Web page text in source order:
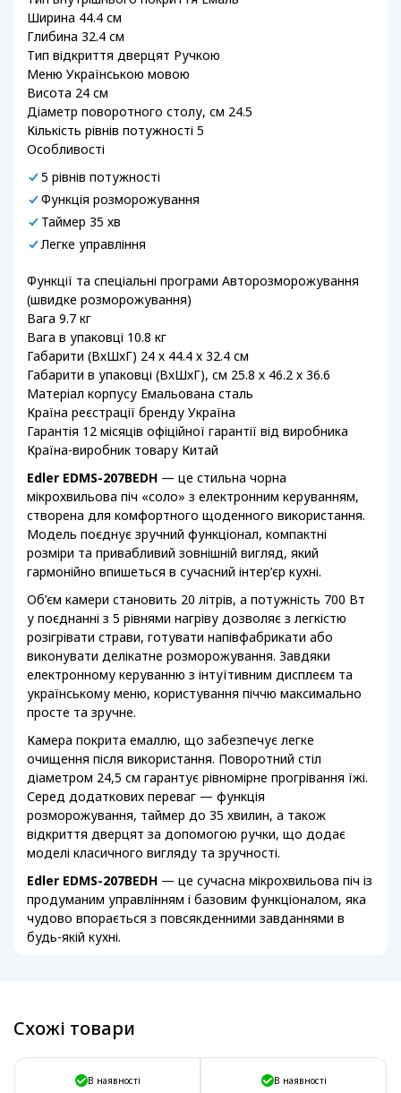
Ширина 44.4 см
Глибина 32.4 см
Тип відкриття дверцят Ручкою
Меню Українською мовою
Висота 24 см
Діаметр поворотного столу, см 24.5
Кількість рівнів потужності 5
Особливості
5 рівнів потужності
Функція розморожування
Таймер 35 хв
Легке управління
Функції та спеціальні програми Авторозморожування
(швидке розморожування)
Вага 9.7 кг
Вага в упаковці 10.8 кг
Габарити (ВхШхГ) 24 х 44.4 х 32.4 см
Габарити в упаковці (ВхШхГ), см 25.8 х 46.2 х 36.6
Матеріал корпусу Емальована сталь
Країна реєстрації бренду Україна
Гарантія 12 місяців офіційної гарантії від виробника
Країна-виробник товару Китай
Edler EDMS-207BEDH — це стильна чорна
мікрохвильова піч «соло» з електронним керуванням,
створена для комфортного щоденного використання.
Модель поєднує зручний функціонал, компактні
розміри та привабливий зовнішній вигляд, який
гармонійно впишеться в сучасний інтер’єр кухні.
Об’єм камери становить 20 літрів, а потужність 700 Вт
у поєднанні з 5 рівнями нагріву дозволяє з легкістю
розігрівати страви, готувати напівфабрикати або
виконувати делікатне розморожування. Завдяки
електронному керуванню з інтуїтивним дисплеєм та
українському меню, користування піччю максимально
просте та зручне.
Камера покрита емаллю, що забезпечує легке
очищення після використання. Поворотний стіл
діаметром 24,5 см гарантує рівномірне прогрівання їжі.
Серед додаткових переваг — функція
розморожування, таймер до 35 хвилин, а також
відкриття дверцят за допомогою ручки, що додає
моделі класичного вигляду та зручності.
Edler EDMS-207BEDH — це сучасна мікрохвильова піч із
продуманим управлінням і базовим функціоналом, яка
чудово впорається з повсякденними завданнями в
будь-якій кухні.
Схожі товари
В наявності В наявності